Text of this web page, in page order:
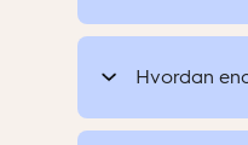
Tilgang til
Hvordan
Logg